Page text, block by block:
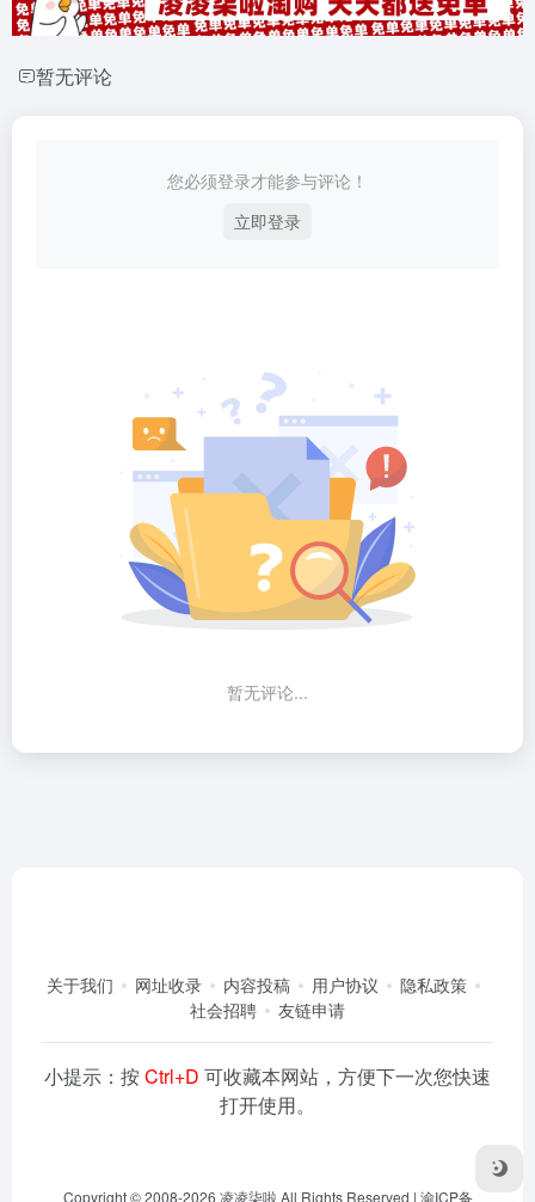
暂无评论
您必须登录才能参与评论！
立即登录
暂无评论...
关于我们 网址收录 内容投稿 用户协议
隐私政策
社会招聘
友链申请
小提示：按Ctrl+D 可收藏本网站，方便下一次您快速
打开使用。
Copyright © 2008-2026 凌凌柒啦 All Rights Reserved | 渝ICP备